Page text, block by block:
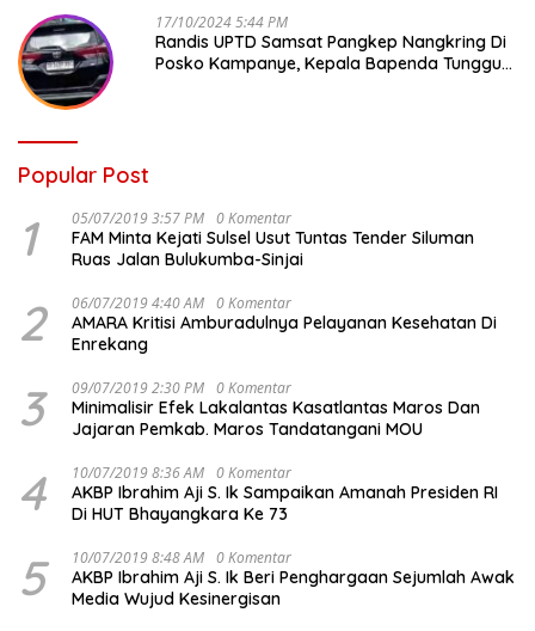
17/10/2024 5:44 PM
Randis UPTD Samsat Pangkep Nangkring Di
Posko Kampanye, Kepala Bapenda Tunggu
Popular Post
1 05/07/2019 3:57 PM 0 Komentar
FAM Minta Kejati Sulsel Usut Tuntas Tender Siluman
Ruas Jalan Bulukumba-Sinjai
2 06/07/2019 4:40 AM 0 Komentar
AMARA Kritisi Amburadulnya Pelayanan Kesehatan Di
Enrekang
3 09/07/2019 2:30 PM 0 Komentar
Minimalisir Efek Lakalantas Kasatlantas Maros Dan
Jajaran Pemkab. Maros Tandatangani MOU
4 10/07/2019 8:36 AM 0 Komentar
AKBP Ibrahim Aji S. Ik Sampaikan Amanah Presiden RI
Di HUT Bhayangkara Ke 73
5 10/07/2019 8:48 AM 0 Komentar
AKBP Ibrahim Aji S. Ik Beri Penghargaan Sejumlah Awak
Media Wujud Kesinergisan